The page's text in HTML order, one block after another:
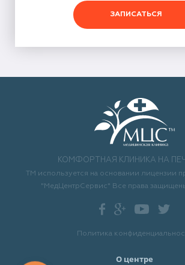
ЗАПИСАТЬСЯ
КОМФОРТНАЯ КЛИНИКА НА
ТМ используется на основании лицензии
"МедЦентрСервис" Все права
Политика
О центре